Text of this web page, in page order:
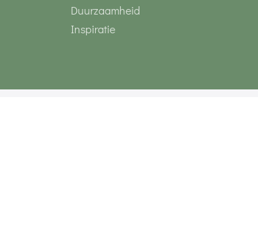
Duurzaamheid
Inspiratie